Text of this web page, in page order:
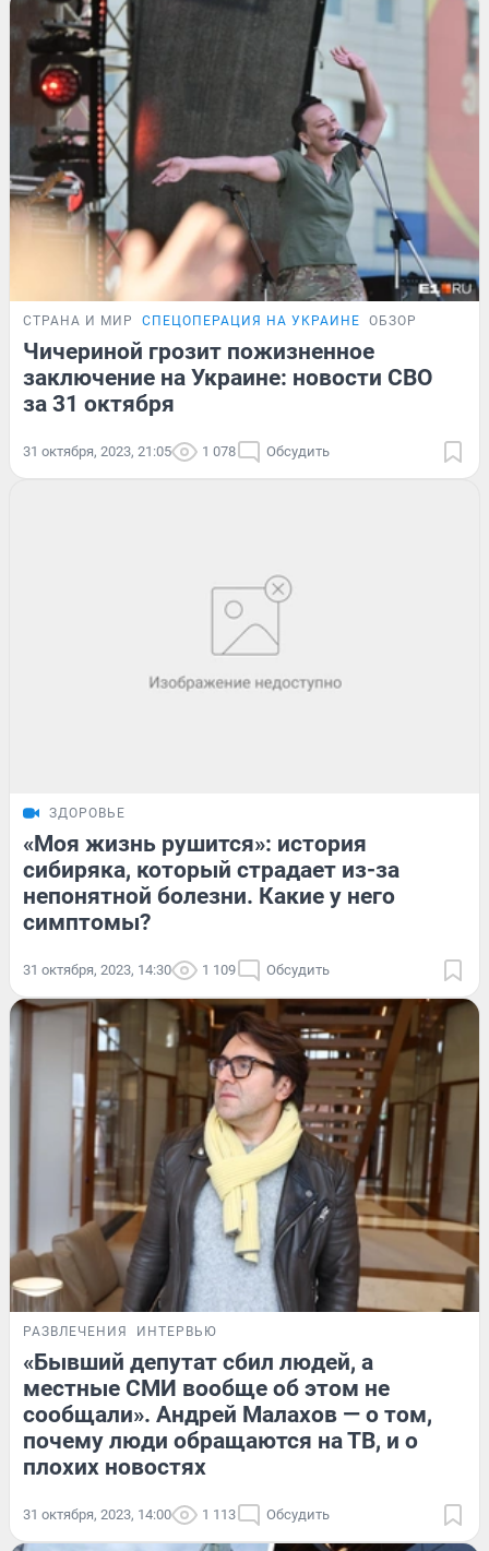
СТРАНА И МИР СПЕЦОПЕРАЦИЯ НА УКРАИНЕ ОБЗОР
Чичериной грозит пожизненное
заключение на Украине: новости СВО
за 31 октября
31 октября, 2023, 21:05 1 078 Обсудить
ЗДОРОВЬЕ
«Моя жизнь рушится»: история
сибиряка, который страдает из-за
непонятной болезни. Какие у него
симптомы?
31 октября, 2023, 14:30 1 109 Обсудить
РАЗВЛЕЧЕНИЯ ИНТЕРВЬЮ
«Бывший депутат сбил людей, а
местные СМИ вообще об этом не
сообщали». Андрей Малахов — о том,
почему люди обращаются на ТВ, и о
плохих новостях
31 октября, 2023, 14:00 1 113 Обсудить